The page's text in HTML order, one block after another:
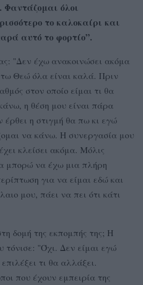
Φαντάζομαι όλοι
το καλοκαίρι και
αυτό το φορτίο”.
"Δεν έχω ανακοινώσει ακόμα
Θεώ όλα είναι καλά. Πριν
στον οποίο είμαι τι θα
η θέση μου είναι πάρα
η στιγμή θα πω κι εγώ
να κάνω. Η συνεργασία μου
κλείσει ακόμα. Μόλις
μπορώ να έχω μια πλήρη
για να είμαι εδώ και
μου, πάει να πει ότι κάτι
δομή της εκπομπής της; Η
"Όχι. Δεν είμαι εγώ
τι θα αλλάξει.
που έχουν εμπειρία της